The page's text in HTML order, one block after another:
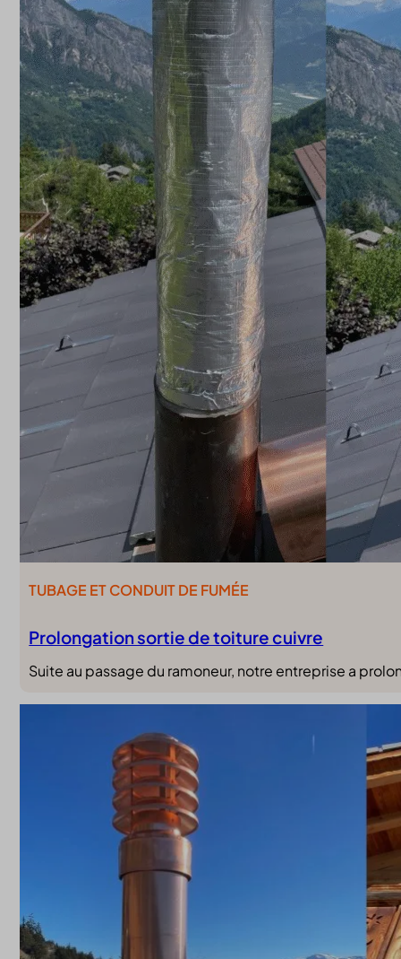
Prolongation sortie de toiture cuivre
TUBAGE ET CONDUIT DE FUMÉE
Suite au passage du ramoneur, notre entreprise a